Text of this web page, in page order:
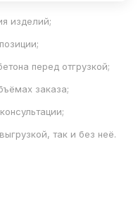
изделий;
перед отгрузкой;
заказа;
так и без неё.